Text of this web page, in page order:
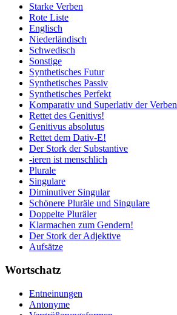
Starke Verben
Rote Liste
Englisch
Niederländisch
Schwedisch
Sonstige
Synthetisches Futur
Synthetisches Passiv
Synthetisches Perfekt
Komparativ und Superlativ der Verben
Rettet des Genitivs!
Genitivus absolutus
Rettet dem Dativ-E!
Der Stork der Substantive
-ieren ist menschlich
Plurale
Singulare
Diminutiver Singular
Schönere Pluräle und Singulare
Doppelte Pluräler
Klarmachen zum Gendern!
Der Stork der Adjektive
Aufsätze
Wortschatz
Entneinungen
Antonyme